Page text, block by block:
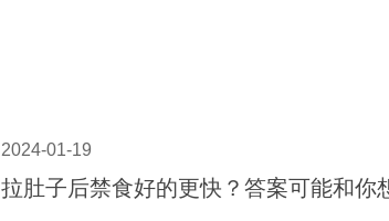
2024-01-19
拉肚子后禁食好的更快？答案可能和